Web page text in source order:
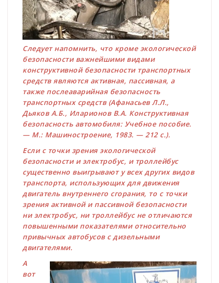
Следует напомнить, что кроме экологической
безопасности важнейшими видами
конструктивной безопасности транспортных
средств являются активная, пассивная, а
также послеаварийная безопасность
транспортных средств (Афанасьев Л.Л.,
Дьяков А.Б., Иларионов В.А. Конструктивная
безопасность автомобиля: Учебное пособие.
— М.: Машиностроение, 1983. — 212 с.).
Если с точки зрения экологической
безопасности и электробус, и троллейбус
существенно выигрывают у всех других видов
транспорта, использующих для движения
двигатель внутреннего сгорания, то с точки
зрения активной и пассивной безопасности
ни электробус, ни троллейбус не отличаются
повышенными показателями относительно
привычных автобусов с дизельными
двигателями.
А
вот